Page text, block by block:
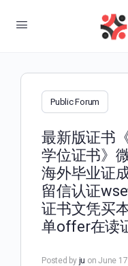
Public Forum
最新版证书
学位证书》
海外毕业证
留信认证
证书文凭买
单offer在读
Posted by ju on June